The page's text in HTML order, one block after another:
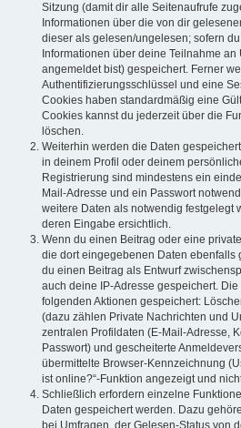
Sitzung (damit dir alle Seitenaufrufe
Informationen über die von dir
dieser als gelesen/ungelesen; sofern
Informationen über deine Teilnahme
angemeldet bist) gespeichert. Ferner
Authentifizierungsschlüssel und eine
Cookies haben standardmäßig eine
Cookies kannst du jederzeit über die
löschen.
Weiterhin werden die Daten
in deinem Profil oder deinem
Registrierung sind mindestens ein
Mail-Adresse und ein Passwort
weitere Daten als notwendig festgelegt
deren Eingabe ersichtlich.
Wenn du einen Beitrag oder eine
die dort eingegebenen Daten ebenfalls
du einen Beitrag als Entwurf
auch deine IP-Adresse gespeichert.
folgenden Aktionen gespeichert:
(dazu zählen Private Nachrichten und
zentralen Profildaten (E-Mail-Adresse,
Passwort) und gescheiterte
übermittelte Browser-Kennzeichnung
ist online?“-Funktion angezeigt und
Schließlich erfordern einzelne
Daten gespeichert werden. Dazu
bei Umfragen, der Gelesen-Status von